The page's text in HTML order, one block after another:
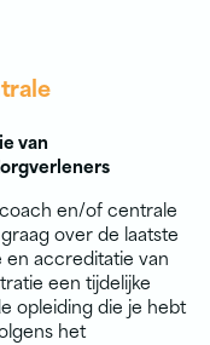
van
en/of centrale
over de laatste
accreditatie van
een tijdelijke
opleiding die je hebt
het